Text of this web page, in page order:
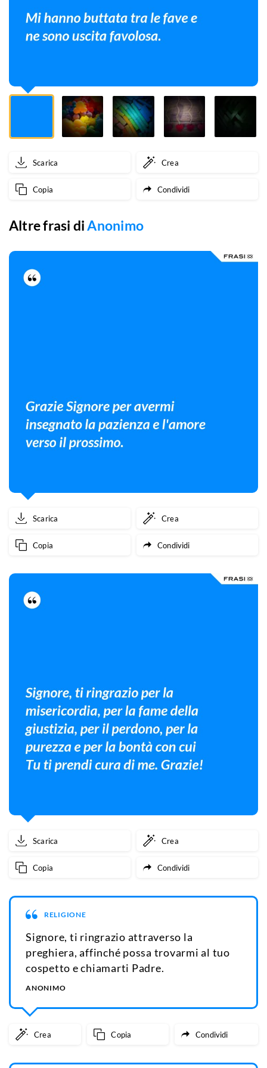
ne
sono
favolosa.
Scarica Crea
Copia Condividi
Altre frasi diAnonimo
Scarica Crea
Copia Condividi
Scarica Crea
Copia Condividi
RELIGIONE
Signore, ti ringrazio attraverso la
preghiera, affinché possa trovarmi al tuo
cospetto e chiamarti Padre.
ANONIMO
Crea Copia Condividi